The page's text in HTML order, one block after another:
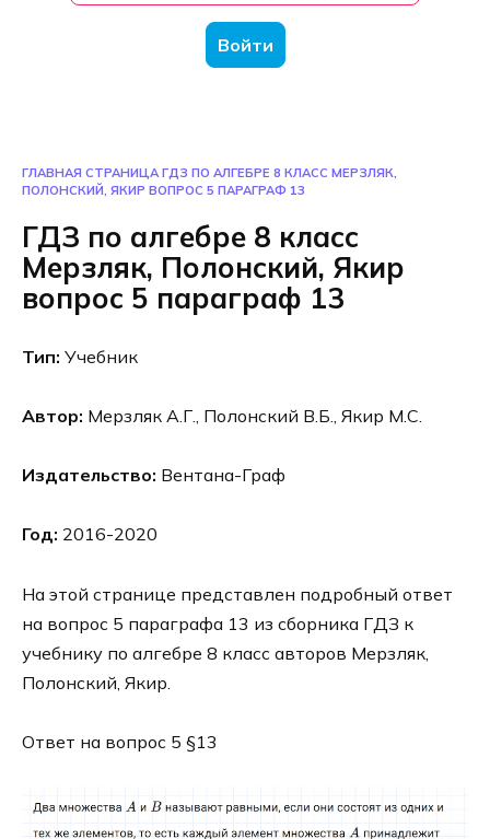
Войти
ГЛАВНАЯ СТРАНИЦА ГДЗ ПО АЛГЕБРЕ 8 КЛАСС МЕРЗЛЯК,
ПОЛОНСКИЙ, ЯКИР ВОПРОС 5 ПАРАГРАФ 13
ГДЗ по алгебре 8 класс
Мерзляк, Полонский, Якир
вопрос 5 параграф 13
Тип: Учебник
Автор: Мерзляк А.Г., Полонский В.Б., Якир М.С.
Издательство: Вентана-Граф
Год: 2016-2020
На этой странице представлен подробный ответ
на вопрос 5 параграфа 13 из сборника ГДЗ к
учебнику по алгебре 8 класс авторов Мерзляк,
Полонский, Якир.
Ответ на вопрос 5 §13